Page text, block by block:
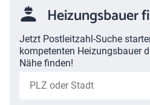
Heizungsbauer
Jetzt Postleitzahl-Suche
kompetenten Heizungsbauer
Nähe finden!